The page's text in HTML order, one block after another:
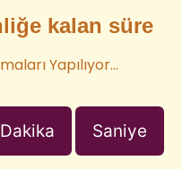
kalan süre
Yapılıyor…
Dakika Saniye